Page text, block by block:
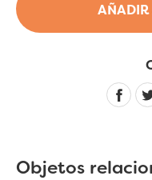
AÑADIR
Objetos